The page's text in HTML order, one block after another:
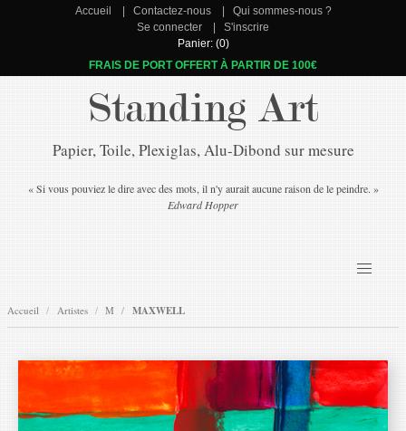
Accueil Contactez-nous
Qui sommes-nous ?
Se connecter
S'inscrire
Panier: (0)
FRAIS DE PORT OFFERT À PARTIR DE 100€
Standing Art
Papier, Toile, Plexiglas, Alu-Dibond sur mesure
« Si vous pouviez le dire avec des mots, il n'y aurait aucune raison de le peindre. »
Edward Hopper
Accueil Artistes M MAXWELL